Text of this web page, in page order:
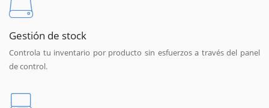
Gestión de stock
Controla tu inventario por producto sin esfuerzos a través del panel
de control.